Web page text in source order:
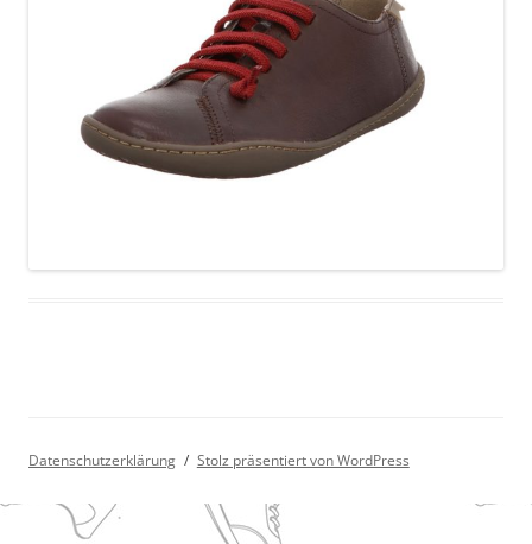
Datenschutzerklärung Stolz präsentiert von WordPress